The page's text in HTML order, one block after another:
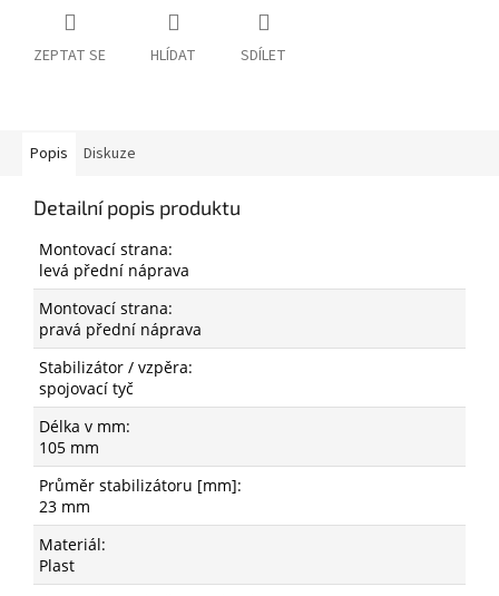
ZEPTAT SE HLÍDAT SDÍLET
Popis Diskuze
Detailní popis produktu
Montovací strana:
levá přední náprava
Montovací strana:
pravá přední náprava
Stabilizátor / vzpěra:
spojovací tyč
Délka v mm:
105 mm
Průměr stabilizátoru [mm]:
23 mm
Materiál:
Plast